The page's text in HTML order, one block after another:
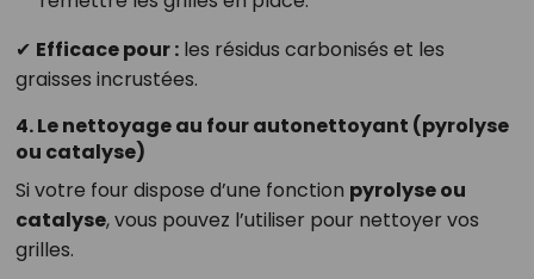
✔ Efficace pour :les résidus carbonisés et les
graisses incrustées.
4. Le nettoyage au four autonettoyant (pyrolyse
ou catalyse)
Si votre four dispose d’une fonction pyrolyse ou
catalyse, vous pouvez l’utiliser pour nettoyer vos
grilles.